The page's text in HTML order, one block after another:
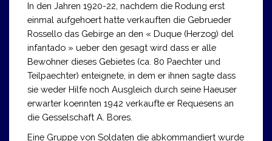
In den Jahren 1920-22, nachdem die Rodung erst
einmal aufgehoert hatte verkauften die Gebrueder
Rossello das Gebirge an den « Duque (Herzog) del
infantado » ueber den gesagt wird dass er alle
Bewohner dieses Gebietes (ca. 80 Paechter und
Teilpaechter) enteignete, in dem er ihnen sagte dass
sie weder Hilfe noch Ausgleich durch seine Haeuser
erwarter koennten 1942 verkaufte er Requesens an
die Gesselschaft A. Bores.
Eine Gruppe von Soldaten die abkommandiert wurde